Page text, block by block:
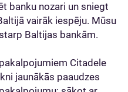
banku nozari un sniegt
vairāk iespēju. Mūsu
Baltijas bankām.
Citadele
jaunākās paaudzes